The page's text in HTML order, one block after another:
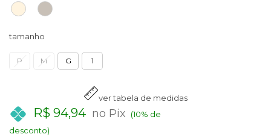
tamanho
P M G 1
ver tabela de medidas
R$ 94,94 no Pix
(10% de
desconto)